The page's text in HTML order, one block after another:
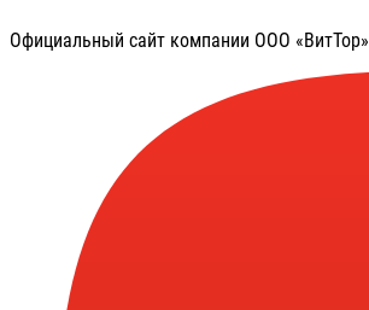
Официальный сайт компании ООО